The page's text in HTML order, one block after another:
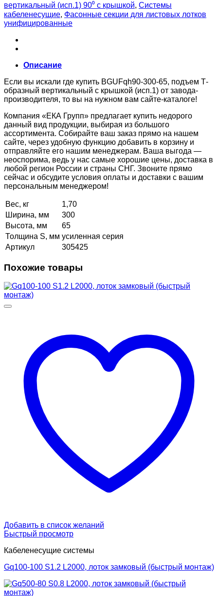
вертикальный (исп.1) 90⁰ с крышкой, Системы
кабеленесущие, Фасонные секции для листовых лотков
унифицированные
Описание
Если вы искали где купить BGUFqh90-300-65, подъем Т-
образный вертикальный с крышкой (исп.1) от завода-
производителя, то вы на нужном вам сайте-каталоге!
Компания «ЕКА Групп» предлагает купить недорого
данный вид продукции, выбирая из большого
ассортимента. Собирайте ваш заказ прямо на нашем
сайте, через удобную функцию добавить в корзину и
отправляйте его нашим менеджерам. Ваша выгода —
неоспорима, ведь у нас самые хорошие цены, доставка в
любой регион России и страны СНГ. Звоните прямо
сейчас и обсудите условия оплаты и доставки с вашим
персональным менеджером!
Вес, кг
1,70
Ширина, мм
300
Высота, мм
65
Толщина S, мм усиленная серия
Артикул
305425
Похожие товары
Добавить в список желаний
Быстрый просмотр
Кабеленесущие системы
Gq100-100 S1.2 L2000, лоток замковый (быстрый монтаж)